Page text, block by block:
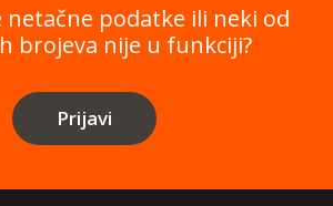
netačne podatke ili neki od
brojeva nije u funkciji?
Prijavi